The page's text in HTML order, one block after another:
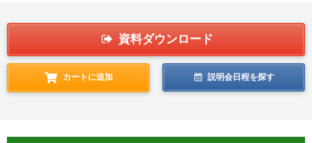
資料ダウンロード
カートに追加 説明会日程を探す